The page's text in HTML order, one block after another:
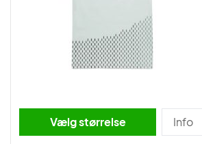
Vælg størrelse Info